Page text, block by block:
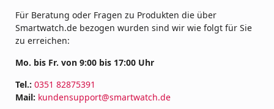
Für Beratung oder Fragen zu Produkten die über
Smartwatch.de bezogen wurden sind wir wie folgt für Sie
zu erreichen:
Mo. bis Fr. von 9:00 bis 17:00 Uhr
Tel.: 0351 82875391
Mail: kundensupport@smartwatch.de